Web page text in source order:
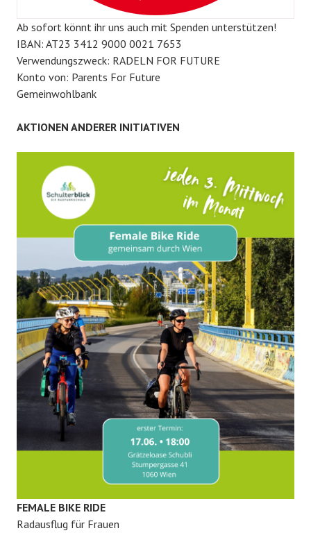
Ab sofort könnt ihr uns auch mit Spenden unterstützen!
IBAN: AT23 3412 9000 0021 7653
Verwendungszweck: RADELN FOR FUTURE
Konto von: Parents For Future
Gemeinwohlbank
AKTIONEN ANDERER INITIATIVEN
FEMALE BIKE RIDE
Radausflug für Frauen